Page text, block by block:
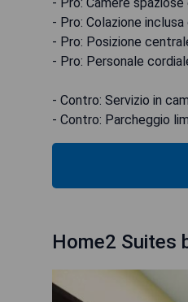
- Pro: Colazione
- Pro: Posizione
- Pro: Personale
- Contro: Servizio in
- Contro: Parcheggio
Home2 Suites